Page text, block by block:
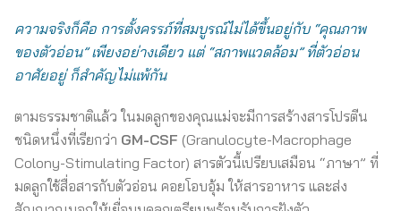
ความจริงก็คือ การตั้งครรภ์ที่สมบูรณ์ไม่ได้ขึ้นอยู่กับ “คุณภาพ
ของตัวอ่อน” เพียงอย่างเดียว แต่ “สภาพแวดล้อม” ที่ตัวอ่อน
อาศัยอยู่ ก็สำคัญไม่แพ้กัน
ตามธรรมชาติแล้ว ในมดลูกของคุณแม่จะมีการสร้างสารโปรตีน
ชนิดหนึ่งที่เรียกว่า GM-CSF (Granulocyte-Macrophage
Colony-Stimulating Factor) สารตัวนี้เปรียบเสมือน “ภาษา” ที่
มดลูกใช้สื่อสารกับตัวอ่อน คอยโอบอุ้ม ให้สารอาหาร และส่ง